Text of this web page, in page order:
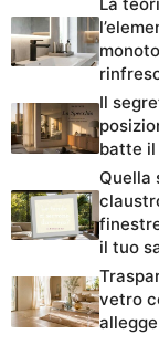
Il
batte il
Quella
il tuo
vetro